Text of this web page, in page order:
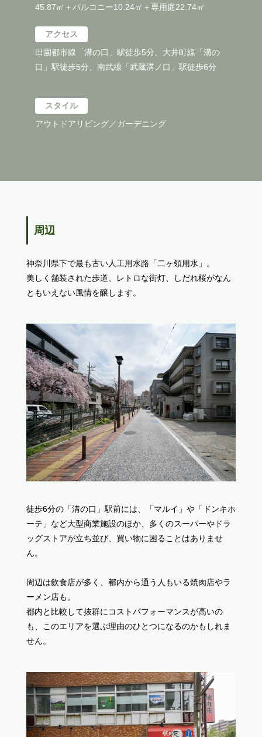
45.87㎡＋バルコニー10.24㎡＋専用庭22.74㎡
アクセス
田園都市線「溝の口」駅徒歩5分、大井町線「溝の
口」駅徒歩5分、南武線「武蔵溝ノ口」駅徒歩6分
スタイル
アウトドアリビング／ガーデニング
周辺
神奈川県下で最も古い人工用水路「二ヶ領用水」。
美しく舗装された歩道、レトロな街灯、しだれ桜がなん
ともいえない風情を醸します。
徒歩6分の「溝の口」駅前には、「マルイ」や「ドンキホ
ーテ」など大型商業施設のほか、多くのスーパーやドラ
ッグストアが立ち並び、買い物に困ることはありませ
ん。
周辺は飲食店が多く、都内から通う人もいる焼肉店やラ
ーメン店も。
都内と比較して抜群にコストパフォーマンスが高いの
も、このエリアを選ぶ理由のひとつになるのかもしれま
せん。